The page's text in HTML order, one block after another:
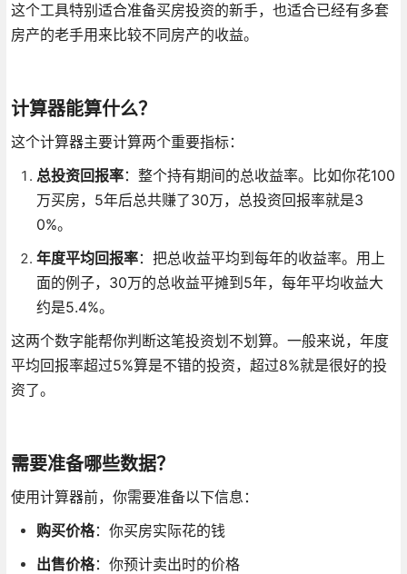
这个工具特别适合准备买房投资的新手，也适合已经有多套
房产的老手用来比较不同房产的收益。
计算器能算什么？
这个计算器主要计算两个重要指标：
总投资回报率：整个持有期间的总收益率。比如你花100
万买房，5年后总共赚了30万，总投资回报率就是3
0%。
年度平均回报率：把总收益平均到每年的收益率。用上
面的例子，30万的总收益平摊到5年，每年平均收益大
约是5.4%。
这两个数字能帮你判断这笔投资划不划算。一般来说，年度
平均回报率超过5%算是不错的投资，超过8%就是很好的投
资了。
需要准备哪些数据？
使用计算器前，你需要准备以下信息：
购买价格：你买房实际花的钱
出售价格：你预计卖出时的价格